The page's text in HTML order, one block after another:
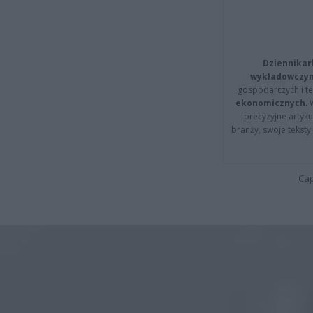
gospodarczych i
ekonomicznych.
precyzyjne
branży, swoje